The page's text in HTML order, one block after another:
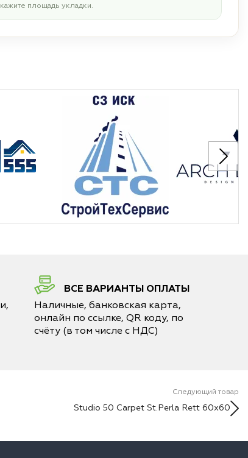
площадь укладки.
ВСЕ ВАРИАНТЫ ОПЛАТЫ
Наличные, банковская карта,
онлайн по ссылке, QR коду, по
счёту (в том числе с НДС)
Следующий товар
Studio 50 Carpet St.Perla Rett 60x60